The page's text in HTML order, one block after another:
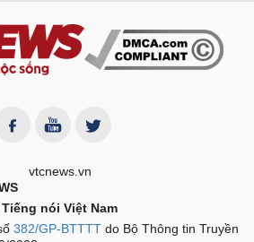
nói Việt Nam
382/GP-BTTTT do Bộ Thông tin Truyền